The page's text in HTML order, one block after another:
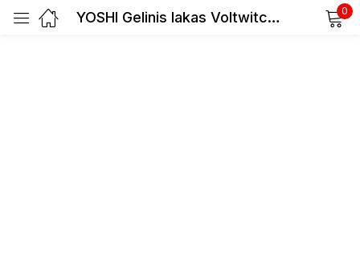
YOSHI Gelinis lakas Voltwitch – 236 6ml 0